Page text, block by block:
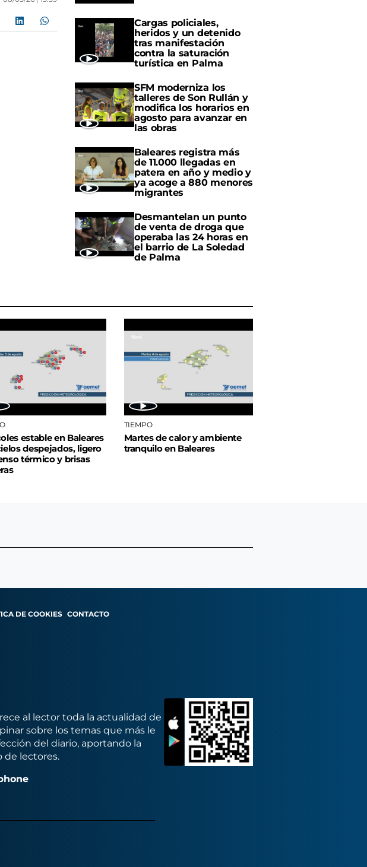
Cargas policiales,
heridos y un detenido
tras manifestación
contra la saturación
turística en Palma
SFM moderniza los
talleres de Son Rullán y
modifica los horarios en
agosto para avanzar en
las obras
Baleares registra más
de 11.000 llegadas en
patera en año y medio y
ya acoge a 880 menores
migrantes
Desmantelan un punto
de venta de droga que
operaba las 24 horas en
el barrio de La Soledad
de Palma
estable en Baleares
despejados, ligero
térmico y brisas
TIEMPO
Martes de calor y ambiente
tranquilo en Baleares
DE COOKIES CONTACTO
al lector toda la actualidad de
sobre los temas que más le
del diario, aportando la
de lectores.